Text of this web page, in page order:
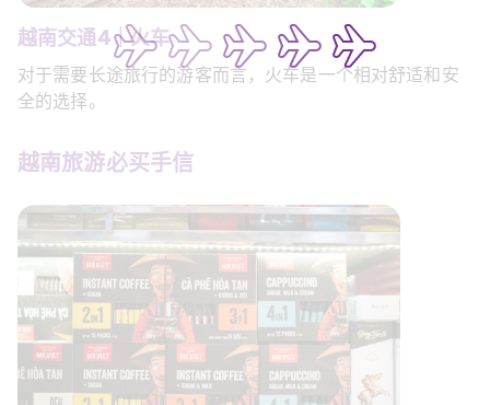
越南交通4｜火车
对于需要长途旅行的游客而言，火车是一个相对舒适和安
全的选择。
越南旅游必买手信